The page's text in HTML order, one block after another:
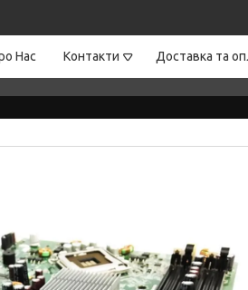
Нас Контакти Доставка та